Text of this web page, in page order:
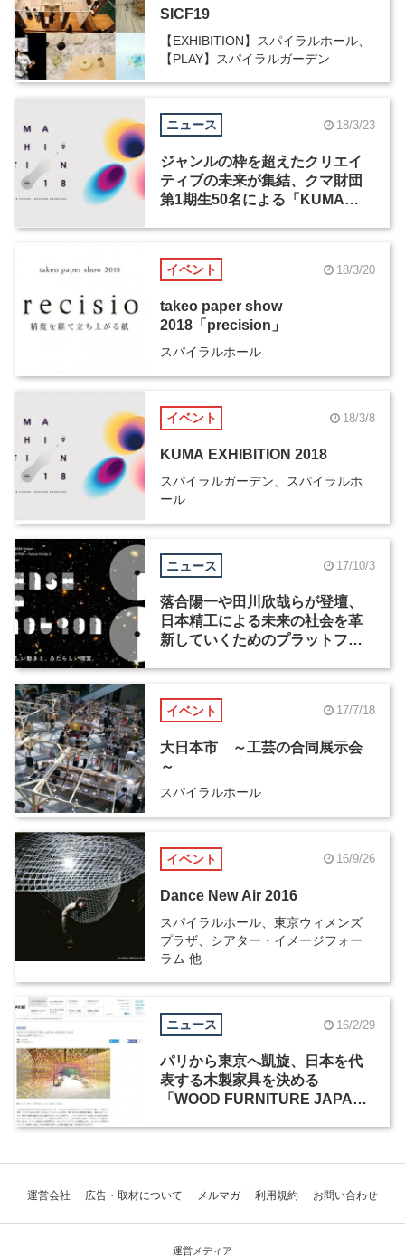
SICF19
【EXHIBITION】スパイラルホール、
【PLAY】スパイラルガーデン
ニュース 18/3/23
ジャンルの枠を超えたクリエイ
ティブの未来が集結、クマ財団
第1期生50名による「KUMA
イベント 18/3/20
takeo paper show
2018「precision」
スパイラルホール
イベント 18/3/8
KUMA EXHIBITION 2018
スパイラルガーデン、スパイラルホ
ール
ニュース 17/10/3
落合陽一や田川欣哉らが登壇、
日本精工による未来の社会を革
新していくためのプラットフォ
イベント 17/7/18
大日本市 ～工芸の合同展示会
～
スパイラルホール
イベント 16/9/26
Dance New Air 2016
スパイラルホール、東京ウィメンズ
プラザ、シアター・イメージフォー
ラム 他
ニュース 16/2/29
パリから東京へ凱旋、日本を代
表する木製家具を決める
「WOOD FURNITURE JAPAN
運営会社 広告・取材について メルマガ 利用規約 お問い合わせ
運営メディア